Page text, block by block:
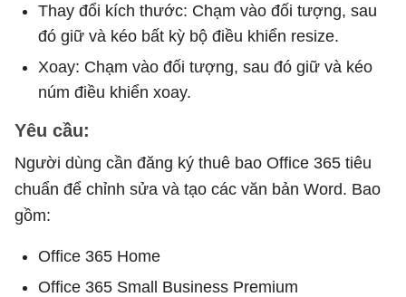
Thay đổi kích thước: Chạm vào đối tượng, sau
đó giữ và kéo bất kỳ bộ điều khiển resize.
Xoay: Chạm vào đối tượng, sau đó giữ và kéo
núm điều khiển xoay.
Yêu cầu:
Người dùng cần đăng ký thuê bao Office 365 tiêu
chuẩn để chỉnh sửa và tạo các văn bản Word. Bao
gồm:
Office 365 Home
Office 365 Small Business Premium